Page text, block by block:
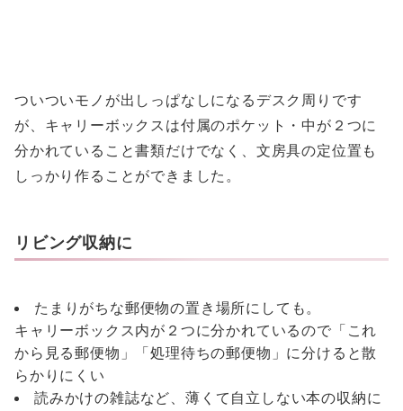
ついついモノが出しっぱなしになるデスク周りです
が、キャリーボックスは付属のポケット・中が２つに
分かれていること書類だけでなく、文房具の定位置も
しっかり作ることができました。
リビング収納に
たまりがちな郵便物の置き場所にしても。
キャリーボックス内が２つに分かれているので「これ
から見る郵便物」「処理待ちの郵便物」に分けると散
らかりにくい
読みかけの雑誌など、薄くて自立しない本の収納に